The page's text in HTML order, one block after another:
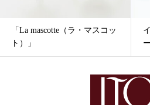
「La mascotte（ラ・マスコッ
ト）」
ー